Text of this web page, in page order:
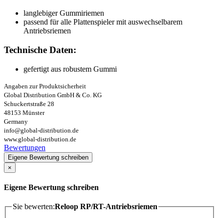
langlebiger Gummiriemen
passend für alle Plattenspieler mit auswechselbarem
Antriebsriemen
Technische Daten:
gefertigt aus robustem Gummi
Angaben zur Produktsicherheit
Global Distribution GmbH & Co. KG
Schuckertstraße 28
48153 Münster
Germany
info@global-distribution.de
www.global-distribution.de
Bewertungen
Eigene Bewertung schreiben
×
Eigene Bewertung schreiben
Sie bewerten:Reloop RP/RT-Antriebsriemen